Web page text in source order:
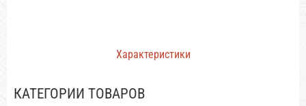
КАТЕГОРИИ ТОВАРОВ
Характеристики